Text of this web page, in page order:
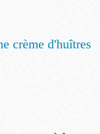
crème d'huîtres